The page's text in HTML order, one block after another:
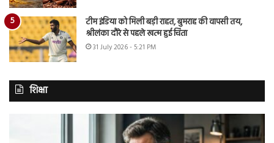
टीम इंडिया को मिली बड़ी राहत, बुमराह की वापसी तय,
श्रीलंका दौरे से पहले खत्म हुई चिंता
31 July 2026 - 5:21 PM
शिक्षा